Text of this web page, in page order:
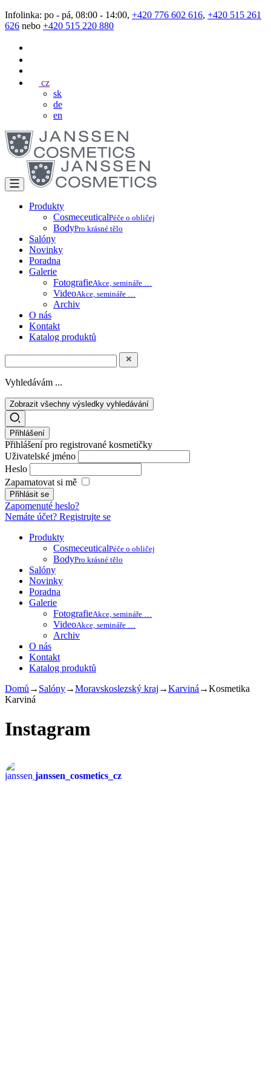
Infolinka: po - pá, 08:00 - 14:00, +420 776 602 616, +420 515 261
626 nebo +420 515 220 880
cz
sk
de
en
Produkty
CosmeceuticalPéče o obličej
BodyPro krásné tělo
Salóny
Novinky
Poradna
Galerie
FotografieAkce, semináře …
VideoAkce, semináře …
Archiv
O nás
Kontakt
Katalog produktů
Vyhledávám ...
Zobrazit všechny výsledky vyhledávání
Přihlášení
Přihlášení pro registrované kosmetičky
Uživatelské jméno
Heslo
Zapamatovat si mě
Zapomenuté heslo?
Nemáte účet? Registrujte se
Produkty
CosmeceuticalPéče o obličej
BodyPro krásné tělo
Salóny
Novinky
Poradna
Galerie
FotografieAkce, semináře …
VideoAkce, semináře …
Archiv
O nás
Kontakt
Katalog produktů
Domů → Salóny→Moravskoslezský kraj →Karviná →Kosmetika
Karviná
Instagram
janssen_cosmetics_cz